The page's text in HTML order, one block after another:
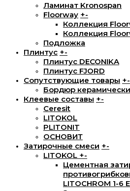
Ламинат Kronospan
Floorway +-
Коллекция
Коллекция
Подложка
Плинтус +-
Плинтус DECONIKA
Плинтус FJORD
Сопутствующие товары +-
Бордюр
Клеевые составы +-
Ceresit
LITOKOL
PLITONIT
ОСНОВИТ
Затирочные смеси +-
LITOKOL +-
Цементная
LITOCHROM 1-6